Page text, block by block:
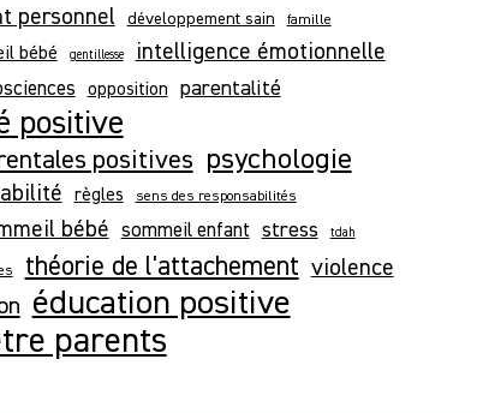
personnel développement sain famille
bébé gentillesse intelligence émotionnelle
opposition parentalité
positive
positives psychologie
règles sens des responsabilités
bébé sommeil enfant stress tdah
théorie de l'attachement violence
éducation positive
parents